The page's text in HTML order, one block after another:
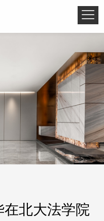
在北大法学院